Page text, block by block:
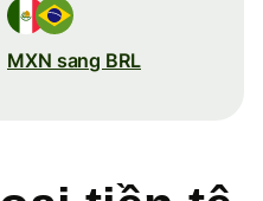
MXN sang BRL